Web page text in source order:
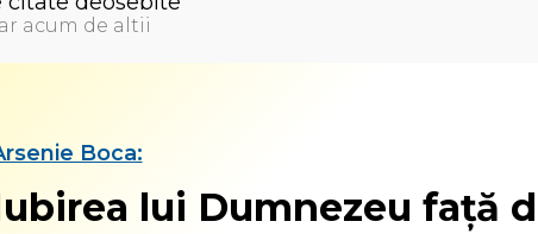
acum de altii
Boca:
lui Dumnezeu față